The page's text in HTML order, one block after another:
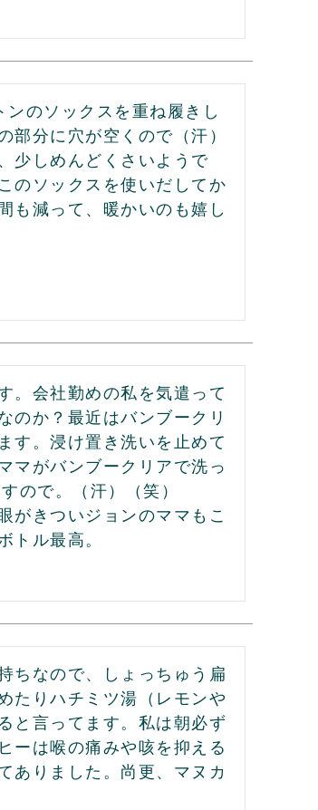
のソックスを重ね履きし
部分に穴が空くので（汗）
少しめんどくさいようで
のソックスを使いだしてか
も減って、暖かいのも嬉し
。会社勤めの私を気遣って
のか？最近はバンブークリ
す。浸け置き洗いを止めて
マがバンブークリアで洗っ
ので。（汗）（笑）
がきついジョンのママもこ
トル最高。
ちなので、しょっちゅう扁
たりハチミツ湯（レモンや
と言ってます。私は朝必ず
ーは喉の痛みや咳を抑える
ありました。尚更、マヌカ